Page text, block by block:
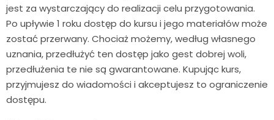
jest za wystarczający do realizacji celu przygotowania.
Po upływie 1 roku dostęp do kursu i jego materiałów może
zostać przerwany. Chociaż możemy, według własnego
uznania, przedłużyć ten dostęp jako gest dobrej woli,
przedłużenia te nie są gwarantowane. Kupując kurs,
przyjmujesz do wiadomości i akceptujesz to ograniczenie
dostępu.